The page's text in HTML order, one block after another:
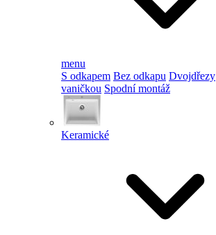
menu
S odkapem Bez odkapu Dvojdřezy
vaničkou Spodní montáž
Keramické